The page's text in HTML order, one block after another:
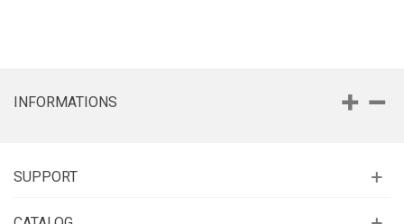
INFORMATIONS
SUPPORT